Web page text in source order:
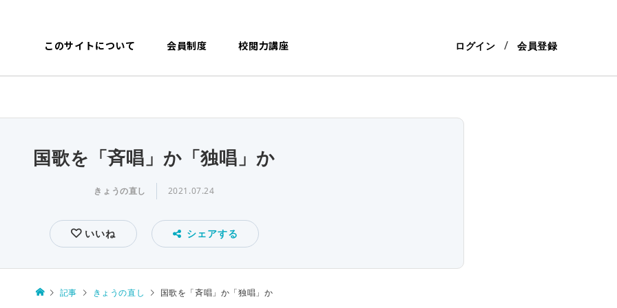
このサイトについて 会員制度 校閲力講座 ログイン 会員登録
国歌を「斉唱」か「独唱」か
きょうの直し 2021.07.24
いいね シェアする
記事 きょうの直し 国歌を「斉唱」か「独唱」か